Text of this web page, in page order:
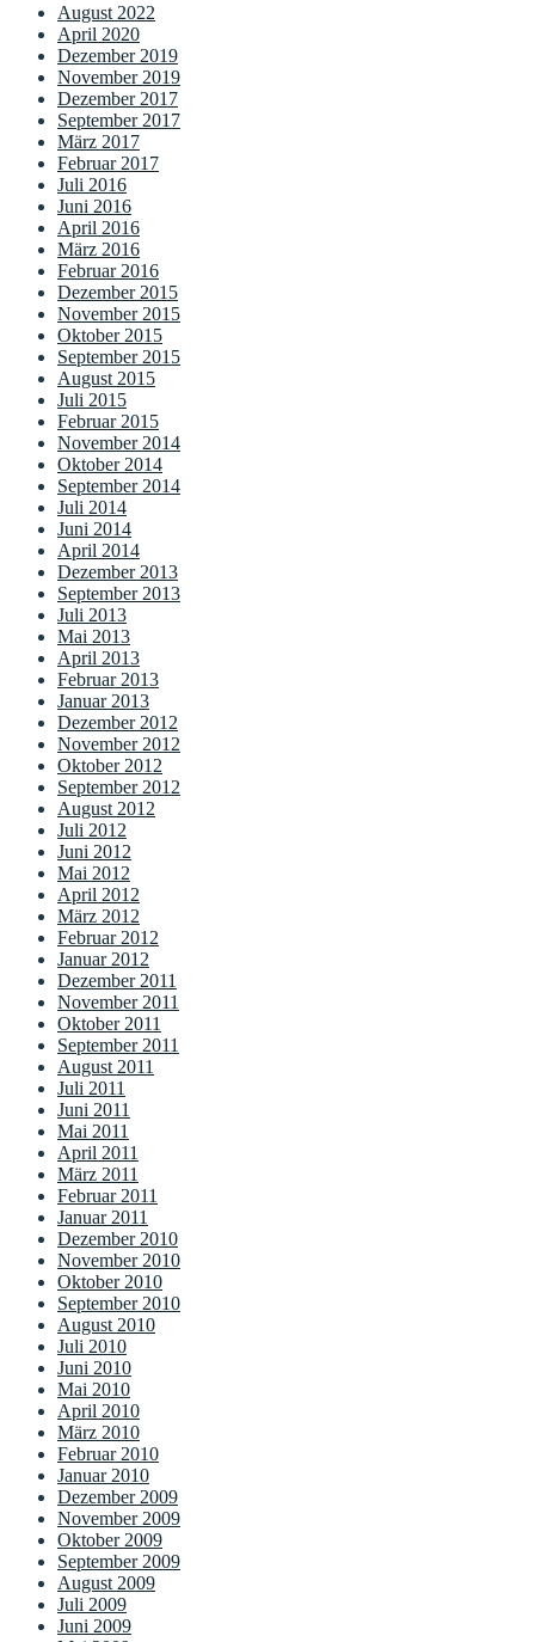
August 2022
April 2020
Dezember 2019
November 2019
Dezember 2017
September 2017
März 2017
Februar 2017
Juli 2016
Juni 2016
April 2016
März 2016
Februar 2016
Dezember 2015
November 2015
Oktober 2015
September 2015
August 2015
Juli 2015
Februar 2015
November 2014
Oktober 2014
September 2014
Juli 2014
Juni 2014
April 2014
Dezember 2013
September 2013
Juli 2013
Mai 2013
April 2013
Februar 2013
Januar 2013
Dezember 2012
November 2012
Oktober 2012
September 2012
August 2012
Juli 2012
Juni 2012
Mai 2012
April 2012
März 2012
Februar 2012
Januar 2012
Dezember 2011
November 2011
Oktober 2011
September 2011
August 2011
Juli 2011
Juni 2011
Mai 2011
April 2011
März 2011
Februar 2011
Januar 2011
Dezember 2010
November 2010
Oktober 2010
September 2010
August 2010
Juli 2010
Juni 2010
Mai 2010
April 2010
März 2010
Februar 2010
Januar 2010
Dezember 2009
November 2009
Oktober 2009
September 2009
August 2009
Juli 2009
Juni 2009